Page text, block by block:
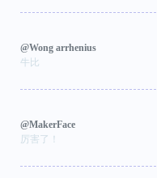
@Wong arrhenius
牛比
@MakerFace
厉害了！